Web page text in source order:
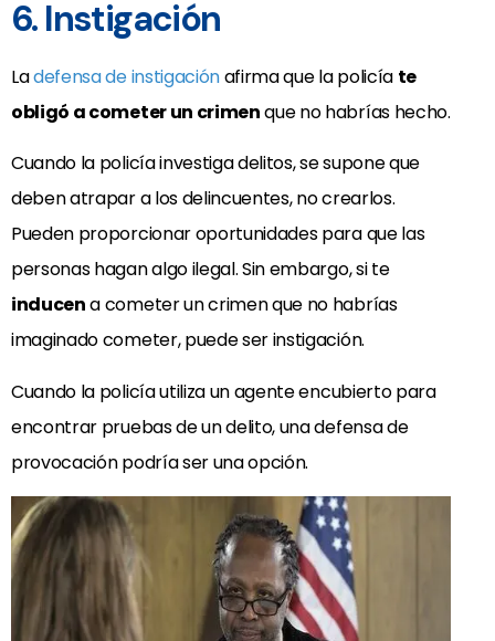
6. Instigación
Ladefensa de instigaciónafirma que la policía te
obligó a cometer un crimenque no habrías hecho.
Cuando la policía investiga delitos, se supone que
deben atrapar a los delincuentes, no crearlos.
Pueden proporcionar oportunidades para que las
personas hagan algo ilegal. Sin embargo, si te
inducena cometer un crimen que no habrías
imaginado cometer, puede ser instigación.
Cuando la policía utiliza un agente encubierto para
encontrar pruebas de un delito, una defensa de
provocación podría ser una opción.